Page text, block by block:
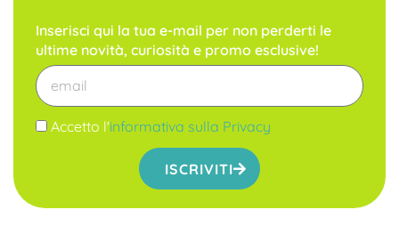
Inserisci qui la tua e-mail per non perderti le
ultime novità, curiosità e promo esclusive!
Accetto l'informativa sulla Privacy
ISCRIVITI